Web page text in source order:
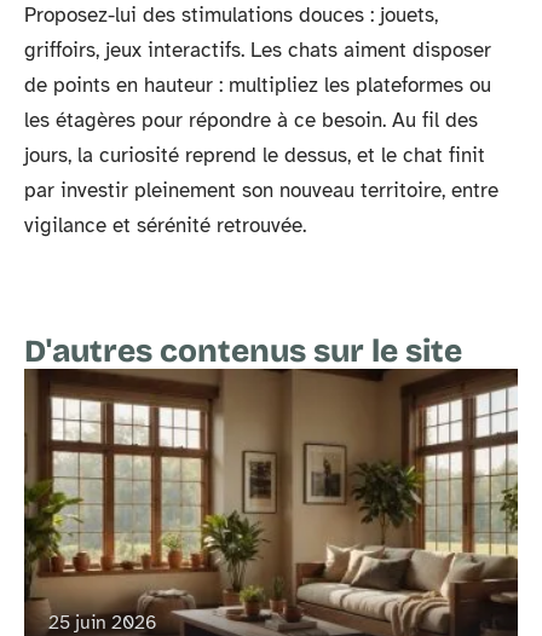
Proposez-lui des stimulations douces : jouets,
griffoirs, jeux interactifs. Les chats aiment disposer
de points en hauteur : multipliez les plateformes ou
les étagères pour répondre à ce besoin. Au fil des
jours, la curiosité reprend le dessus, et le chat finit
par investir pleinement son nouveau territoire, entre
vigilance et sérénité retrouvée.
D'autres contenus sur le site
25 juin 2026